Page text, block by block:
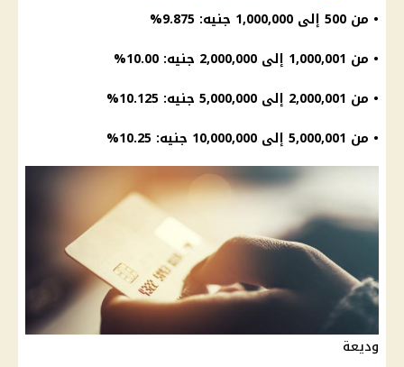
• من 500 إلى 1,000,000 جنيه: 9.875%
• من 1,000,001 إلى 2,000,000 جنيه: 10.00%
• من 2,000,001 إلى 5,000,000 جنيه: 10.125%
• من 5,000,001 إلى 10,000,000 جنيه: 10.25%
وديعة